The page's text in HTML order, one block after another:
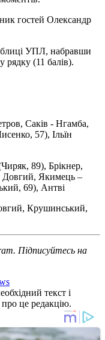
гостей Олександр
УПЛ, набравши
рядку (11 балів).
Саків - Нгамба,
57), Ільїн
89), Брікнер,
Довгий, Якимець –
69), Антві
Крушинський,
Підписуйтесь на
текст і
це редакцію.